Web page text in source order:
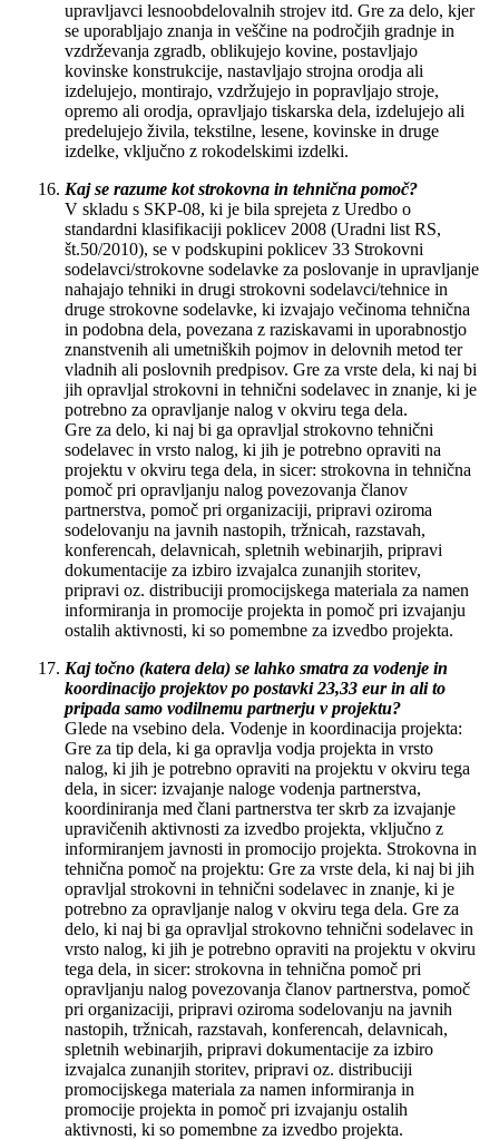
upravljavci lesnoobdelovalnih strojev itd. Gre za delo, kjer
se uporabljajo znanja in veščine na področjih gradnje in
vzdrževanja zgradb, oblikujejo kovine, postavljajo
kovinske konstrukcije, nastavljajo strojna orodja ali
izdelujejo, montirajo, vzdržujejo in popravljajo stroje,
opremo ali orodja, opravljajo tiskarska dela, izdelujejo ali
predelujejo živila, tekstilne, lesene, kovinske in druge
izdelke, vključno z rokodelskimi izdelki.
Kaj se razume kot strokovna in tehnična pomoč?
V skladu s SKP-08, ki je bila sprejeta z Uredbo o
standardni klasifikaciji poklicev 2008 (Uradni list RS,
št.50/2010), se v podskupini poklicev 33 Strokovni
sodelavci/strokovne sodelavke za poslovanje in upravljanje
nahajajo tehniki in drugi strokovni sodelavci/tehnice in
druge strokovne sodelavke, ki izvajajo večinoma tehnična
in podobna dela, povezana z raziskavami in uporabnostjo
znanstvenih ali umetniških pojmov in delovnih metod ter
vladnih ali poslovnih predpisov. Gre za vrste dela, ki naj bi
jih opravljal strokovni in tehnični sodelavec in znanje, ki je
potrebno za opravljanje nalog v okviru tega dela.
Gre za delo, ki naj bi ga opravljal strokovno tehnični
sodelavec in vrsto nalog, ki jih je potrebno opraviti na
projektu v okviru tega dela, in sicer: strokovna in tehnična
pomoč pri opravljanju nalog povezovanja članov
partnerstva, pomoč pri organizaciji, pripravi oziroma
sodelovanju na javnih nastopih, tržnicah, razstavah,
konferencah, delavnicah, spletnih webinarjih, pripravi
dokumentacije za izbiro izvajalca zunanjih storitev,
pripravi oz. distribuciji promocijskega materiala za namen
informiranja in promocije projekta in pomoč pri izvajanju
ostalih aktivnosti, ki so pomembne za izvedbo projekta.
Kaj točno (katera dela) se lahko smatra za vodenje in
koordinacijo projektov po postavki 23,33 eur in ali to
pripada samo vodilnemu partnerju v projektu?
Glede na vsebino dela. Vodenje in koordinacija projekta:
Gre za tip dela, ki ga opravlja vodja projekta in vrsto
nalog, ki jih je potrebno opraviti na projektu v okviru tega
dela, in sicer: izvajanje naloge vodenja partnerstva,
koordiniranja med člani partnerstva ter skrb za izvajanje
upravičenih aktivnosti za izvedbo projekta, vključno z
informiranjem javnosti in promocijo projekta. Strokovna in
tehnična pomoč na projektu: Gre za vrste dela, ki naj bi jih
opravljal strokovni in tehnični sodelavec in znanje, ki je
potrebno za opravljanje nalog v okviru tega dela. Gre za
delo, ki naj bi ga opravljal strokovno tehnični sodelavec in
vrsto nalog, ki jih je potrebno opraviti na projektu v okviru
tega dela, in sicer: strokovna in tehnična pomoč pri
opravljanju nalog povezovanja članov partnerstva, pomoč
pri organizaciji, pripravi oziroma sodelovanju na javnih
nastopih, tržnicah, razstavah, konferencah, delavnicah,
spletnih webinarjih, pripravi dokumentacije za izbiro
izvajalca zunanjih storitev, pripravi oz. distribuciji
promocijskega materiala za namen informiranja in
promocije projekta in pomoč pri izvajanju ostalih
aktivnosti, ki so pomembne za izvedbo projekta.